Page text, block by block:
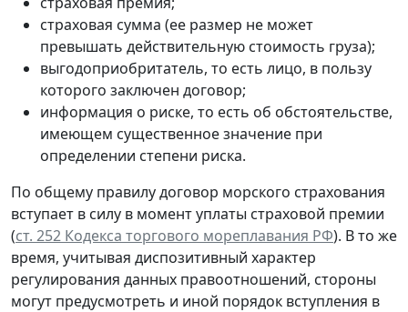
страховая сумма (ее размер не может
превышать действительную стоимость груза);
выгодоприобритатель, то есть лицо, в пользу
которого заключен договор;
информация о риске, то есть об обстоятельстве,
имеющем существенное значение при
определении степени риска.
По общему правилу договор морского страхования
вступает в силу в момент уплаты страховой премии
(ст. 252 Кодекса торгового мореплавания РФ). В то же
время, учитывая диспозитивный характер
регулирования данных правоотношений, стороны
могут предусмотреть и иной порядок вступления в